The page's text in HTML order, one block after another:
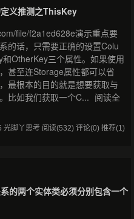
义推测之ThisKey
file/f2a1ed628e演示重点要
的话，只需要正确的设置Colu
OtherKey三个属性。如果使用
甚至连Storage属性都可以省
最根本的目的就是想要获取与
比如我们获取一个C... 阅读全
光脚丫思考 阅读(532) 评论(0) 推荐(1)
的两个实体类必须分别包含一个